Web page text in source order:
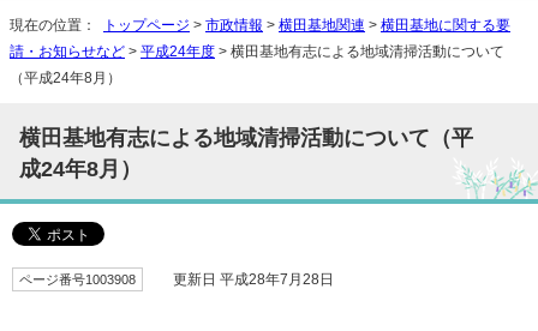
現在の位置： トップページ > 市政情報 > 横田基地関連 > 横田基地に関する要
請・お知らせなど > 平成24年度 > 横田基地有志による地域清掃活動について
（平成24年8月）
横田基地有志による地域清掃活動について（平
成24年8月）
ページ番号1003908 更新日 平成28年7月28日